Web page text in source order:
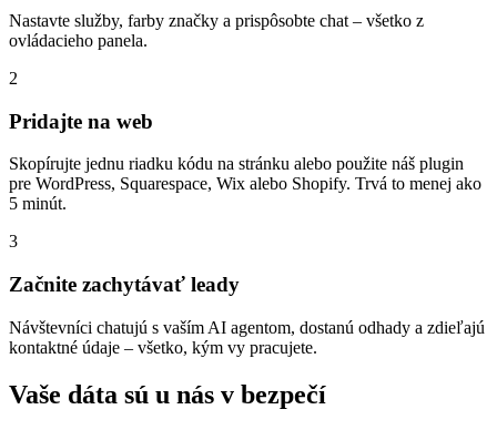
Nastavte služby, farby značky a prispôsobte chat – všetko z
ovládacieho panela.
2
Pridajte na web
Skopírujte jednu riadku kódu na stránku alebo použite náš plugin
pre WordPress, Squarespace, Wix alebo Shopify. Trvá to menej ako
5 minút.
3
Začnite zachytávať leady
Návštevníci chatujú s vaším AI agentom, dostanú odhady a zdieľajú
kontaktné údaje – všetko, kým vy pracujete.
Vaše dáta sú u nás v bezpečí